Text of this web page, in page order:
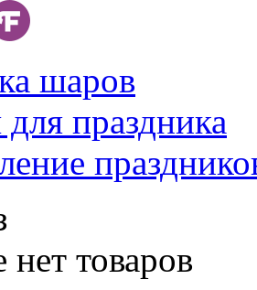
шаров
праздника
нет товаров